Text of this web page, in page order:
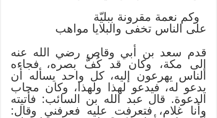
وكم نعمة مقرونة ببليّة
على الناس تخفى والبلايا مواهب
قدم سعد بن أبي وقاص رضي الله عنه
إلى مكة، وكان قد كُفَّ بصره، فجاءه
الناس يهرعون إليه، كل واحد يسأله أن
يدعو له، فيدعو لهذا ولهذا، وكان مجاب
الدعوة. قال عبد الله بن السائب: فأتيته
وأنا غلام، فتعرفت عليه فعرفني وقال: